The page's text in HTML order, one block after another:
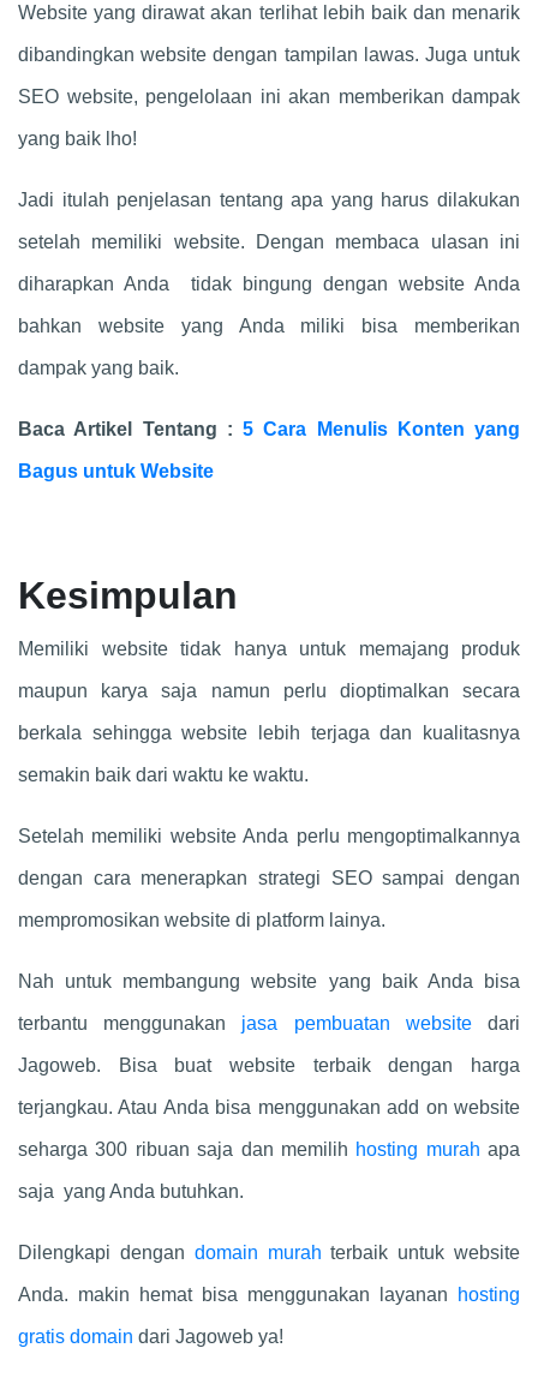
Website yang dirawat akan terlihat lebih baik dan menarik
dibandingkan website dengan tampilan lawas. Juga untuk
SEO website, pengelolaan ini akan memberikan dampak
yang baik lho!
Jadi itulah penjelasan tentang apa yang harus dilakukan
setelah memiliki website. Dengan membaca ulasan ini
diharapkan Anda tidak bingung dengan website Anda
bahkan website yang Anda miliki bisa memberikan
dampak yang baik.
Baca Artikel Tentang : 5 Cara Menulis Konten yang
Bagus untuk Website
Kesimpulan
Memiliki website tidak hanya untuk memajang produk
maupun karya saja namun perlu dioptimalkan secara
berkala sehingga website lebih terjaga dan kualitasnya
semakin baik dari waktu ke waktu.
Setelah memiliki website Anda perlu mengoptimalkannya
dengan cara menerapkan strategi SEO sampai dengan
mempromosikan website di platform lainya.
Nah untuk membangung website yang baik Anda bisa
terbantu menggunakan jasa pembuatan websitedari
Jagoweb. Bisa buat website terbaik dengan harga
terjangkau. Atau Anda bisa menggunakan add on website
seharga 300 ribuan saja dan memilih hosting murah apa
saja yang Anda butuhkan.
Dilengkapi dengan domain murah terbaik untuk website
Anda. makin hemat bisa menggunakan layanan hosting
gratis domain dari Jagoweb ya!